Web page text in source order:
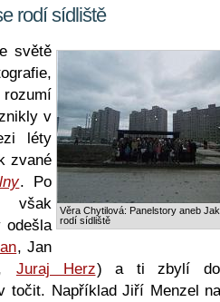
rodí sídliště
Věra Chytilová: Panelstory aneb
rodí sídliště
světě
v
léty
zvané
. Po
však
odešla
, Jan
Juraj Herz) a ti zbylí
točit. Například Jiří Menzel